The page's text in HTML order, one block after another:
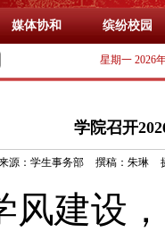
媒体协和 缤纷校园
星期一 2026
学院召开
源： 学生事务部 撰稿： 朱琳
风建设